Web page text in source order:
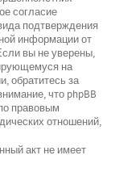
согласие
подтверждения
информации от
вы не уверены,
на
обратитесь за
что phpBB
правовым
отношений,
акт не имеет